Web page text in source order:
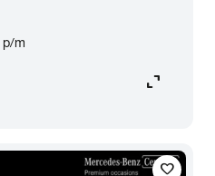
p/m
expand_content
favorite